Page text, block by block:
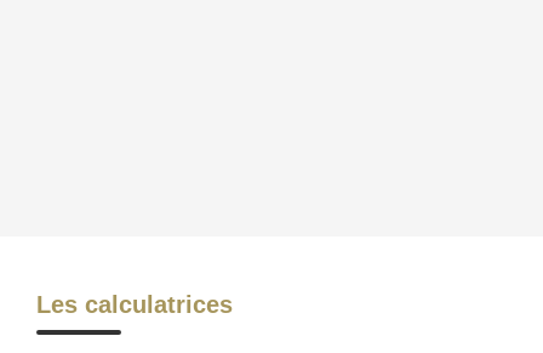
Les calculatrices